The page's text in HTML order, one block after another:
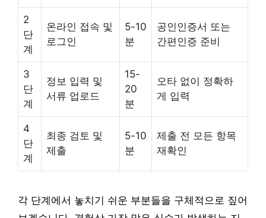
2
단
계
온라인 접속 및
로그인
5-10
분
공인인증서 또는
간편인증 준비
3
단
계
정보 입력 및
서류 업로드
15-
20
분
오타 없이 정확하
게 입력
4
단
계
최종 검토 및
제출
5-10
분
제출 전 모든 항목
재확인
각 단계에서 놓치기 쉬운 부분들을 구체적으로 짚어